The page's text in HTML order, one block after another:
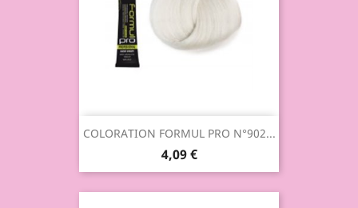
COLORATION FORMUL PRO N°902...
4,09 €